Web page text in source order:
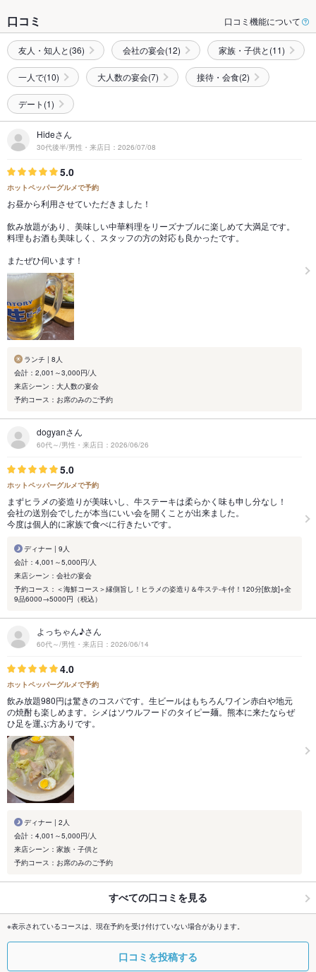
口コミ 口コミ機能について
友人・知人と(36) 会社の宴会(12) 家族・子供と(11)
一人で(10) 大人数の宴会(7) 接待・会食(2)
デート(1)
Hideさん
30代後半/男性・来店日：2026/07/08
5.0
ホットペッパーグルメで予約
お昼から利用させていただきました！
飲み放題があり、美味しい中華料理をリーズナブルに楽しめて大満足です。
料理もお酒も美味しく、スタッフの方の対応も良かったです。
またぜひ伺います！
ランチ | 8人
会計：2,001～3,000円/人
来店シーン：大人数の宴会
予約コース：お席のみのご予約
dogyanさん
60代～/男性・来店日：2026/06/26
5.0
ホットペッパーグルメで予約
まずヒラメの姿造りが美味いし、牛ステーキは柔らかく味も申し分なし！
会社の送別会でしたが本当にいい会を開くことが出来ました。
今度は個人的に家族で食べに行きたいです。
ディナー | 9人
会計：4,001～5,000円/人
来店シーン：会社の宴会
予約コース：＜海鮮コース＞縁側旨し！ヒラメの姿造り＆牛ステ-キ付！120分[飲放]+全
9品6000→5000円（税込）
よっちゃん♪さん
60代～/男性・来店日：2026/06/14
4.0
ホットペッパーグルメで予約
飲み放題980円は驚きのコスパです。生ビールはもちろんワイン赤白や地元
の焼酎も楽しめます。シメはソウルフードのタイピー麺。熊本に来たならぜ
ひ足を運ぶ方ありです。
ディナー | 2人
会計：4,001～5,000円/人
来店シーン：家族・子供と
予約コース：お席のみのご予約
すべての口コミを見る
※表示されているコースは、現在予約を受け付けていない場合があります。
口コミを投稿する